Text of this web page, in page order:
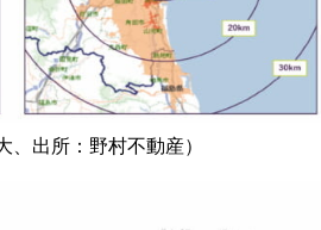
、出所：野村不動産）